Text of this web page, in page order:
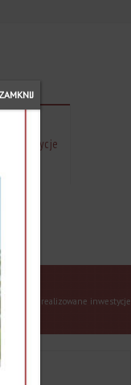
inwestycje
Zrealizowane inwestycje
ZAMKNIJ